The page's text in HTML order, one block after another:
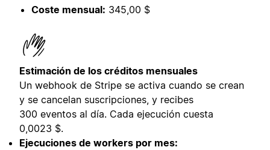
Coste mensual: 345,00 $
Estimación de los créditos mensuales
Un webhook de Stripe se activa cuando se crean
y se cancelan suscripciones, y recibes
300 eventos al día. Cada ejecución cuesta
0,0023 $.
Ejecuciones de workers por mes: